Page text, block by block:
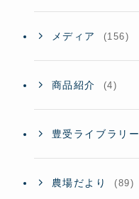
メディア (156)
商品紹介 (4)
豊受ライブラリー
農場だより (89)